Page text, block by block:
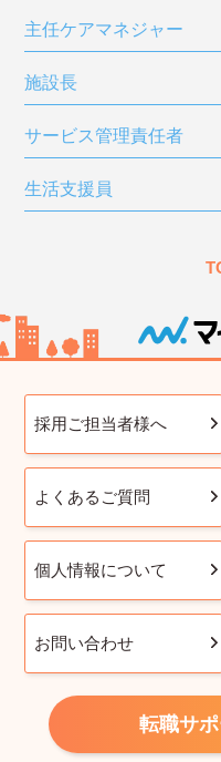
主任ケアマネジャー
施設長
サービス管理責任者
生活支援員
採用ご担当者様へ
よくあるご質問
個人情報について
お問い合わせ
転職サ